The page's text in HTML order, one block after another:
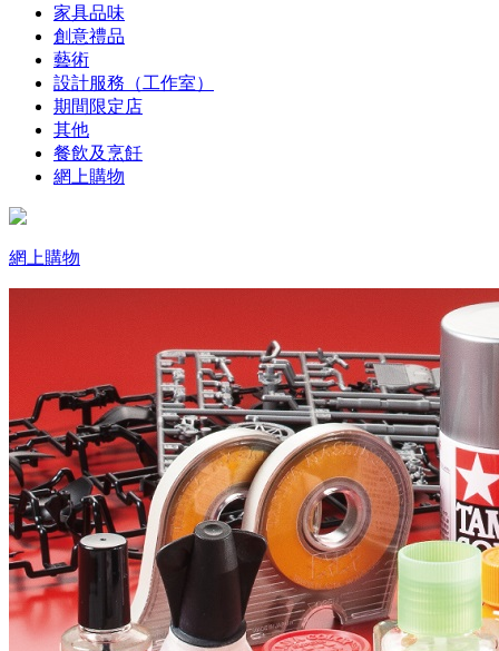
家具品味
創意禮品
藝術
設計服務（工作室）
期間限定店
其他
餐飲及烹飪
網上購物
網上購物